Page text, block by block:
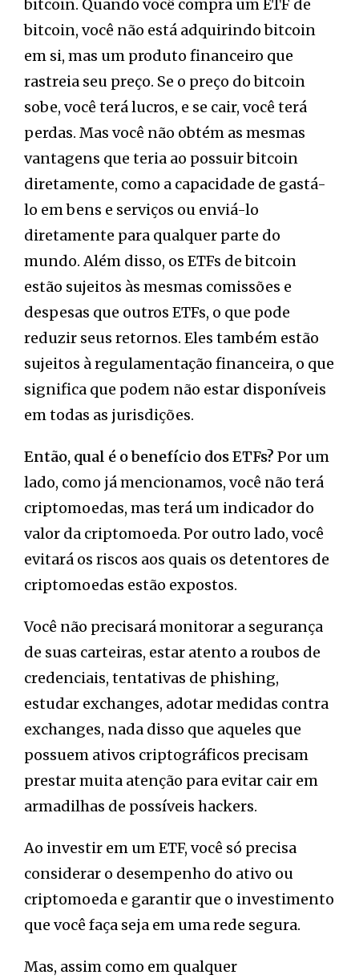
bitcoin. Quando você compra um ETF de
bitcoin, você não está adquirindo bitcoin
em si, mas um produto financeiro que
rastreia seu preço. Se o preço do bitcoin
sobe, você terá lucros, e se cair, você terá
perdas. Mas você não obtém as mesmas
vantagens que teria ao possuir bitcoin
diretamente, como a capacidade de gastá-
lo em bens e serviços ou enviá-lo
diretamente para qualquer parte do
mundo. Além disso, os ETFs de bitcoin
estão sujeitos às mesmas comissões e
despesas que outros ETFs, o que pode
reduzir seus retornos. Eles também estão
sujeitos à regulamentação financeira, o que
significa que podem não estar disponíveis
em todas as jurisdições.
Então, qual é o benefício dos ETFs? Por um
lado, como já mencionamos, você não terá
criptomoedas, mas terá um indicador do
valor da criptomoeda. Por outro lado, você
evitará os riscos aos quais os detentores de
criptomoedas estão expostos.
Você não precisará monitorar a segurança
de suas carteiras, estar atento a roubos de
credenciais, tentativas de phishing,
estudar exchanges, adotar medidas contra
exchanges, nada disso que aqueles que
possuem ativos criptográficos precisam
prestar muita atenção para evitar cair em
armadilhas de possíveis hackers.
Ao investir em um ETF, você só precisa
considerar o desempenho do ativo ou
criptomoeda e garantir que o investimento
que você faça seja em uma rede segura.
Mas, assim como em qualquer